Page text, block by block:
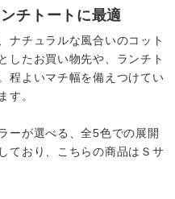
チトートに最適
ナチュラルな風合いのコット
したお買い物先や、ランチト
程よいマチ幅を備えつけてい
す。
ーが選べる、全5色での展開
ており、こちらの商品はＳサ